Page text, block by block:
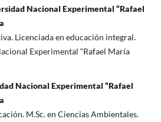
Nacional Experimental “Rafael
Licenciada en educación integral.
Experimental “Rafael María
Nacional Experimental “Rafael
M.Sc. en Ciencias Ambientales.